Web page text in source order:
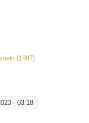
(1897)
- 03:18